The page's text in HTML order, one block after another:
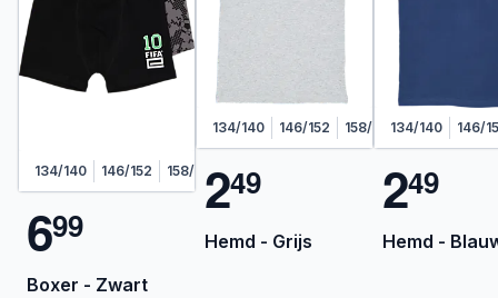
134/140 146/152 158/164 170/176
699
Boxer - Zwart
134/140 146/152 158/164 170/176
249
Hemd - Grijs
134/140 146/
249
Hemd -